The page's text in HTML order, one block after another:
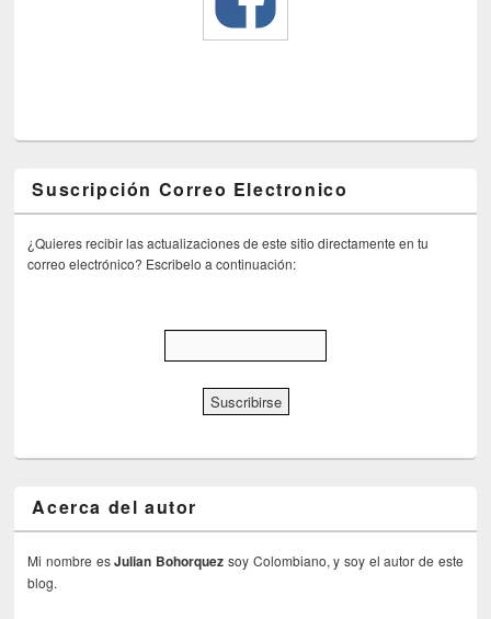
Suscripción Correo Electronico
¿Quieres recibir las actualizaciones de este sitio directamente en tu
correo electrónico? Escribelo a continuación:
Acerca del autor
Mi nombre esJulian Bohorquez soy Colombiano, y soy el autor de este
blog.